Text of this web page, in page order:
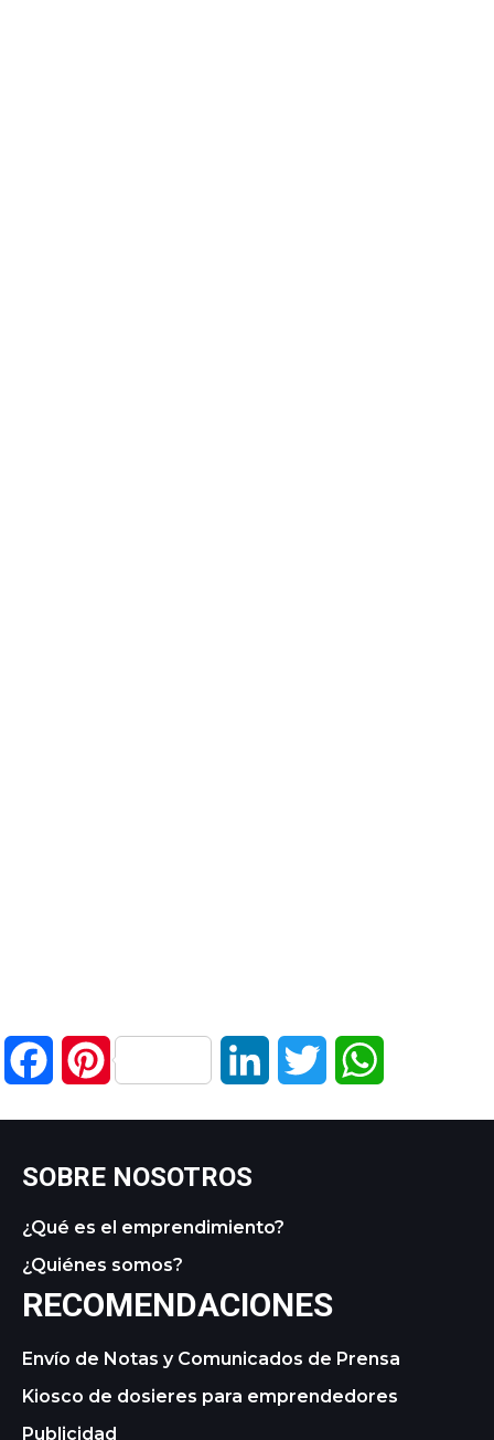
FacebookPinterest LinkedIn Twitter
SOBRE NOSOTROS
¿Qué es el emprendimiento?
¿Quiénes somos?
RECOMENDACIONES
Envío de Notas y Comunicados de Prensa
Kiosco de dosieres para emprendedores
Publicidad